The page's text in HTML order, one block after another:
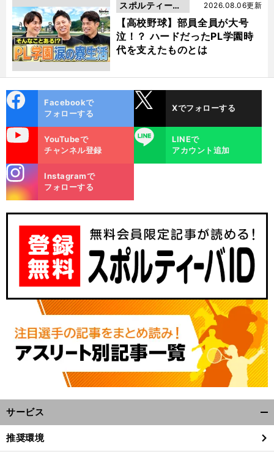
【高校野球】部員全員が大号
泣！？ ハードだったPL学園時
代を支えたものとは
2026.08.06更新
スポルティーバ
動画
ok
Facebookで
フォローする
Xでフォローする
YouTubeで
チャンネル登録
LINE
LINEで
アカウント追加
m
Instagramで
フォローする
サービス
閉
推奨環境